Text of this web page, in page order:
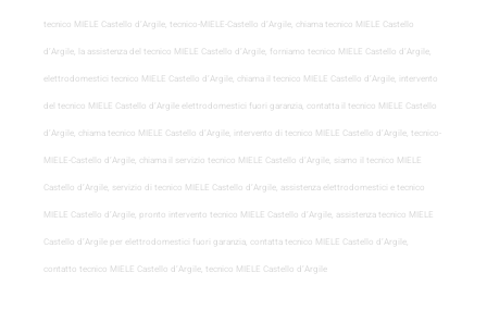
tecnico MIELE Castello d’Argile, tecnico-MIELE-Castello d’Argile, chiama tecnico MIELE Castello
d’Argile, la assistenza del tecnico MIELE Castello d’Argile, forniamo tecnico MIELE Castello d’Argile,
elettrodomestici tecnico MIELE Castello d’Argile, chiama il tecnico MIELE Castello d’Argile, intervento
del tecnico MIELE Castello d’Argile elettrodomestici fuori garanzia, contatta il tecnico MIELE Castello
d’Argile, chiama tecnico MIELE Castello d’Argile, intervento di tecnico MIELE Castello d’Argile, tecnico-
MIELE-Castello d’Argile, chiama il servizio tecnico MIELE Castello d’Argile, siamo il tecnico MIELE
Castello d’Argile, servizio di tecnico MIELE Castello d’Argile, assistenza elettrodomestici e tecnico
MIELE Castello d’Argile, pronto intervento tecnico MIELE Castello d’Argile, assistenza tecnico MIELE
Castello d’Argile per elettrodomestici fuori garanzia, contatta tecnico MIELE Castello d’Argile,
contatto tecnico MIELE Castello d’Argile, tecnico MIELE Castello d’Argile